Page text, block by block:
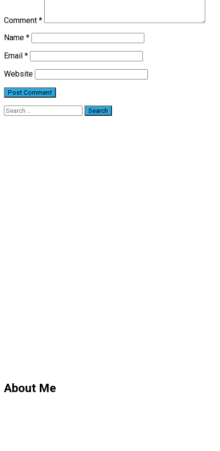
Comment *
Name *
Email *
Website
Search
About Me